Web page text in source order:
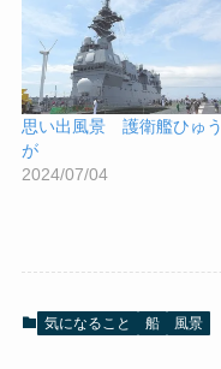
思い出風景 護衛艦ひゅう
が
2024/07/04
気になること 船 風景